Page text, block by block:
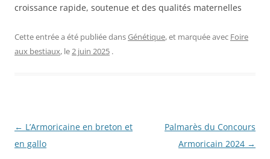
croissance rapide, soutenue et des qualités maternelles
Cette entrée a été publiée dansGénétique, et marquée avec Foire
aux bestiaux, le2 juin 2025 .
Navigation
des
← L’Armoricaine en breton et
en gallo
Palmarès du Concours
Armoricain 2024 →